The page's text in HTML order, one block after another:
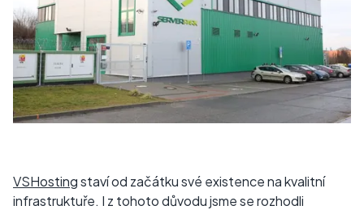
VSHostingstaví od začátku své existence na kvalitní
infrastruktuře. I z tohoto důvodu jsme se rozhodli